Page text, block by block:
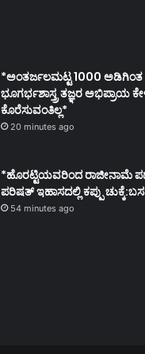
*ಅಂತರ್ಜಲಮಟ್ಟ 1000
ಭೂಗರ್ಭಶಾಸ್ತ್ರ ತಜ್ಞರ ಅಭಿಪ್ರಾಯ
ಕೊರೆಸುವಂತಿಲ್ಲ*
20 minutes ago
*ಹೊರಟ್ಟಿಯವರಿಂದ ರಾಜೀನಾಮೆ
ಪರಿಷತ್ ಇಹಾಸದಲ್ಲಿ ಕಪ್ಪು
54 minutes ago